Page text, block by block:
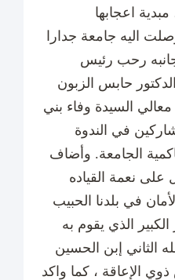
اعجابها
اليه جامعة جدارا
رحب رئيس
حابس الزبون
معالي السيدة وفاء بني
في الندوة
الجامعة. وأضاف
على نعمة القياده
في بلدنا الحبيب
الذي يقوم به
الثاني إبن الحسين
الإعاقة ، كما واكد